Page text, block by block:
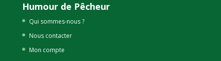
Humour de Pêcheur
Qui sommes-nous ?
Nous contacter
Mon compte